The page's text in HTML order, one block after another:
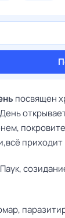
посвящен